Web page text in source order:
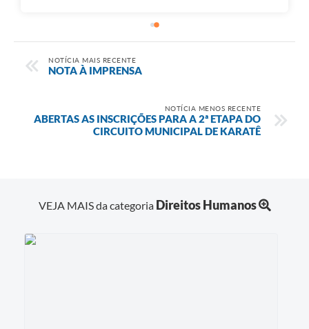
NOTÍCIA MAIS RECENTE
NOTA À IMPRENSA
NOTÍCIA MENOS RECENTE
ABERTAS AS INSCRIÇÕES PARA A 2ª ETAPA DO
CIRCUITO MUNICIPAL DE KARATÊ
VEJA MAIS da categoria Direitos Humanos